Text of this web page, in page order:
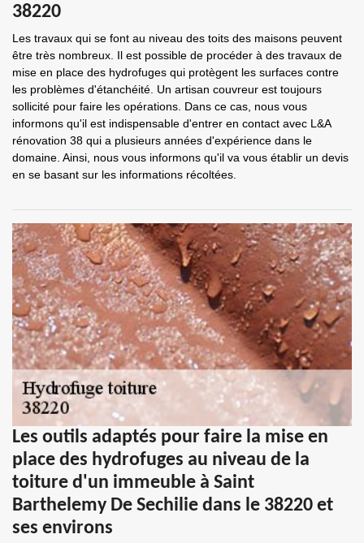
38220
Les travaux qui se font au niveau des toits des maisons peuvent
être très nombreux. Il est possible de procéder à des travaux de
mise en place des hydrofuges qui protègent les surfaces contre
les problèmes d'étanchéité. Un artisan couvreur est toujours
sollicité pour faire les opérations. Dans ce cas, nous vous
informons qu'il est indispensable d'entrer en contact avec L&A
rénovation 38 qui a plusieurs années d'expérience dans le
domaine. Ainsi, nous vous informons qu'il va vous établir un devis
en se basant sur les informations récoltées.
Les outils adaptés pour faire la mise en
place des hydrofuges au niveau de la
toiture d'un immeuble à Saint
Barthelemy De Sechilie dans le 38220 et
ses environs